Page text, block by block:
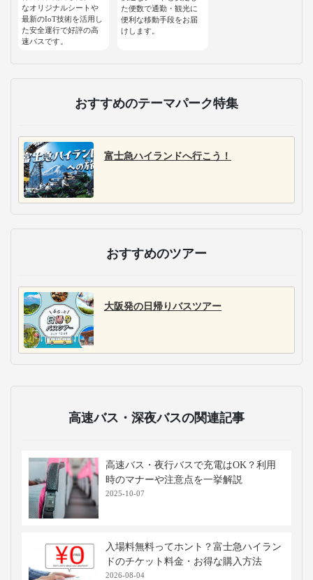
なオリジナルシートや
最新のIoT技術を活用し
た安全運行で好評の高
速バスです。
た便数で通勤・観光に
便利な移動手段をお届
けします。
おすすめのテーマパーク特集
富士急ハイランドへ行こう！
おすすめのツアー
大阪発の日帰りバスツアー
高速バス・深夜バスの関連記事
高速バス・夜行バスで充電はOK？利用
時のマナーや注意点を一挙解説
2025-10-07
入場料無料ってホント？富士急ハイラン
ドのチケット料金・お得な購入方法
2026-08-04